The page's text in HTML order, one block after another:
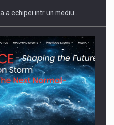
of Protein Demand
a echipei intr un mediu…